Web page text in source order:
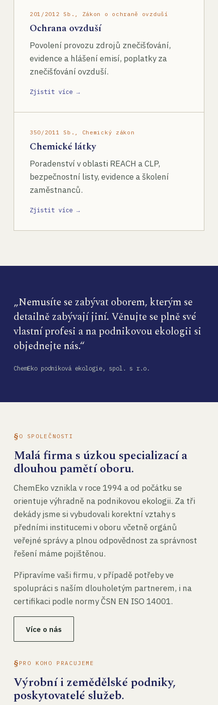
201/2012 Sb., Zákon o ochraně ovzduší
Ochrana ovzduší
Povolení provozu zdrojů znečišťování,
evidence a hlášení emisí, poplatky za
znečišťování ovzduší.
Zjistit více →
350/2011 Sb., Chemický zákon
Chemické látky
Poradenství v oblasti REACH a CLP,
bezpečnostní listy, evidence a školení
zaměstnanců.
Zjistit více →
„Nemusíte se zabývat oborem, kterým se
detailně zabývají jiní. Věnujte se plně své
vlastní profesi a na podnikovou ekologii si
objednejte nás.“
ChemEko podniková ekologie, spol. s r.o.
O SPOLEČNOSTI
Malá firma s úzkou specializací a
dlouhou pamětí oboru.
ChemEko vznikla v roce 1994 a od počátku se
orientuje výhradně na podnikovou ekologii. Za tři
dekády jsme si vybudovali korektní vztahy s
předními institucemi v oboru včetně orgánů
veřejné správy a plnou odpovědnost za správnost
řešení máme pojištěnou.
Připravíme vaši firmu, v případě potřeby ve
spolupráci s naším dlouholetým partnerem, i na
certifikaci podle normy ČSN EN ISO 14001.
Více o nás
PRO KOHO PRACUJEME
Výrobní i zemědělské podniky,
poskytovatelé služeb.